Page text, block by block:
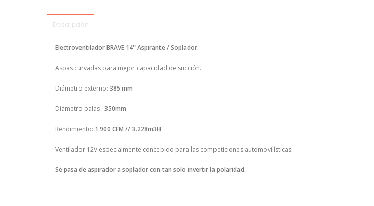
Descripción
Electroventilador BRAVE 14" Aspirante / Soplador.
Aspas curvadas para mejor capacidad de succión.
Diámetro externo: 385 mm
Diámetro palas : 350mm
Rendimiento: 1.900 CFM // 3.228m3H
Ventilador 12V especialmente concebido para las competiciones automovilísticas.
Se pasa de aspirador a soplador con tan solo invertir la polaridad.